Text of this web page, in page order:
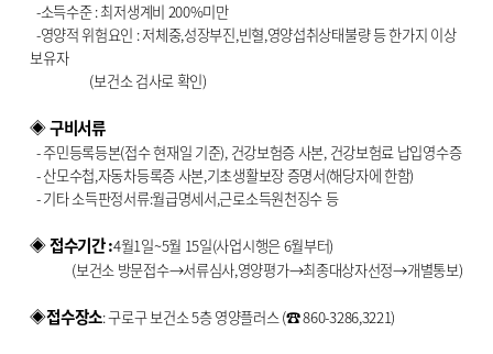
-소득수준 : 최저생계비 200%미만
-영양적 위험요인 : 저체중,성장부진,빈혈,영양섭취상태불량 등 한가지 이상
보유자
(보건소 검사로 확인)
◈ 구비서류
- 주민등록등본(접수 현재일 기준), 건강보험증 사본, 건강보험료 납입영수증
- 산모수첩,자동차등록증 사본,기초생활보장 증명서(해당자에 한함)
- 기타 소득판정서류:월급명세서,근로소득원천징수 등
◈ 접수기간 :4월1일~5월 15일(사업시행은 6월부터)
(보건소 방문접수→서류심사,영양평가→최종대상자선정→개별통보)
◈접수장소: 구로구 보건소 5층 영양플러스 (☎ 860-3286,3221)